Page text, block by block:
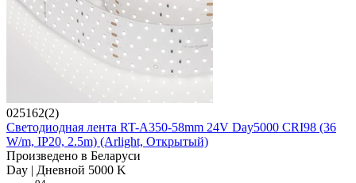
025162(2)
Светодиодная лента RT-A350-58mm 24V Day5000 CRI98 (36
W/m, IP20, 2.5m) (Arlight, Открытый)
Произведено в Беларуси
Day | Дневной 5000 K